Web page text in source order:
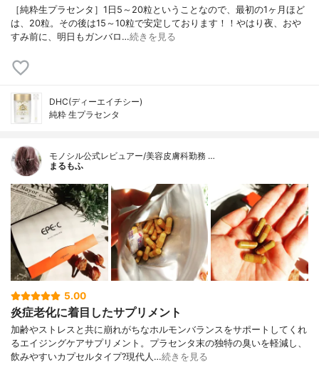
［純粋生プラセンタ］1日5～20粒ということなので、最初の1ヶ月ほど
は、20粒。その後は15～10粒で安定しております！！やはり夜、おや
すみ前に、明日もガンバロ…続きを見る
DHC(ディーエイチシー)
純粋 生プラセンタ
モノシル公式レビュアー/美容皮膚科勤務 …
まるもふ
5.00
炎症老化に着目したサプリメント
加齢やストレスと共に崩れがちなホルモンバランスをサポートしてくれ
るエイジングケアサプリメント。プラセンタ末の独特の臭いを軽減し、
飲みやすいカプセルタイプ?現代人…続きを見る